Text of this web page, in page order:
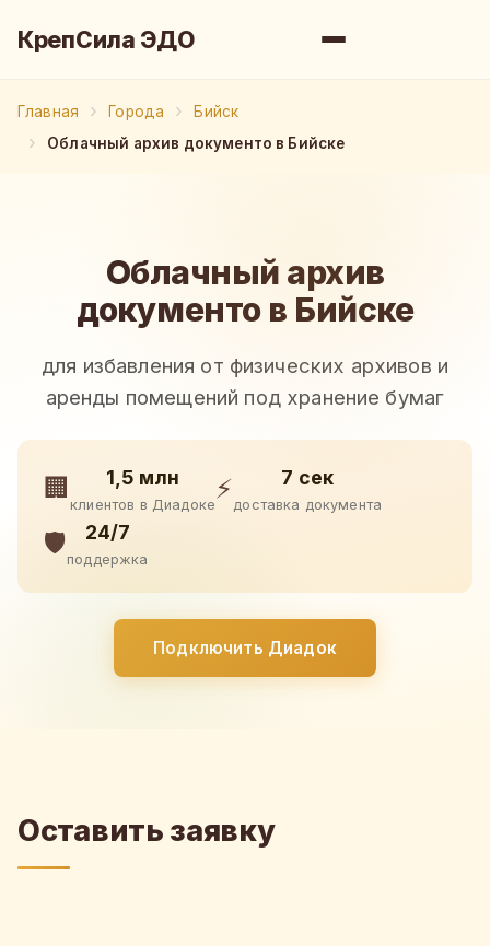
КрепСила ЭДО
Главная Города
Бийск
Облачный архив документо в Бийске
Облачный архив
документо в Бийске
для избавления от физических архивов и
аренды помещений под хранение бумаг
🏢 1,5 млн
клиентов в Диадоке
⚡ 7 сек
доставка документа
🛡️ 24/7
поддержка
Подключить Диадок
Оставить заявку